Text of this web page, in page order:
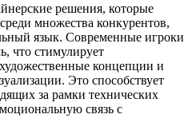
решения, которые
множества конкурентов,
язык. Современные игроки
что стимулирует
концепции и
Это способствует
за рамки технических
связь с